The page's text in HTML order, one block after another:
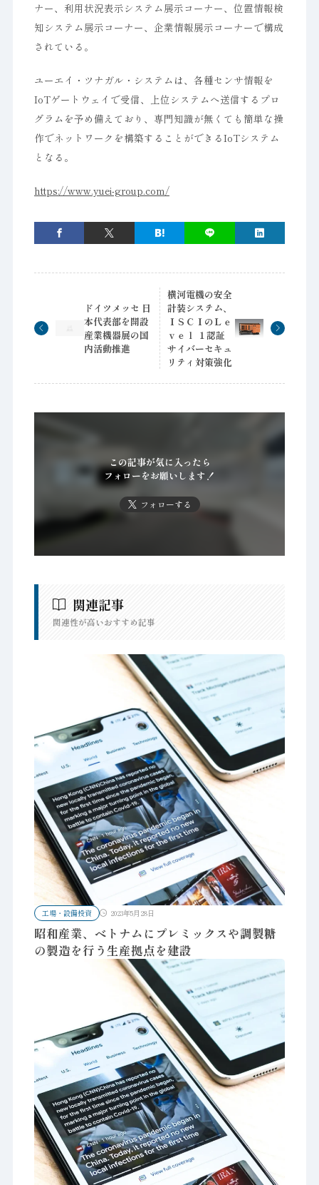
ナー、利用状況表示システム展示コーナー、位置情報検
知システム展示コーナー、企業情報展示コーナーで構成
されている。
ユーエイ・ツナガル・システムは、各種センサ情報を
IoTゲートウェイで受信、上位システムへ送信するプロ
グラムを予め備えており、専門知識が無くても簡単な操
作でネットワークを構築することができるIoTシステム
となる。
https://www.yuei-group.com/
ドイツメッセ 日
本代表部を開設
産業機器展の国
内活動推進
横河電機の安全
計装システム、
ＩＳＣＩのＬｅ
ｖｅｌ １認証
サイバーセキュ
リティ対策強化
この記事が気に入ったら
フォローをお願いします！
フォローする
関連記事
関連性が高いおすすめ記事
工場・設備投資 2023年5月28日
昭和産業、ベトナムにプレミックスや調製糖
の製造を行う生産拠点を建設